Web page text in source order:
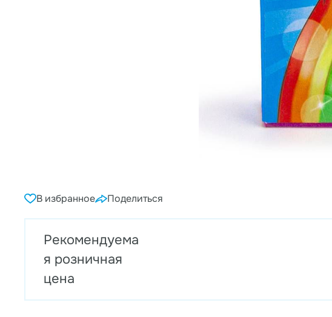
В избранное Поделиться
Рекомендуема
я розничная
цена